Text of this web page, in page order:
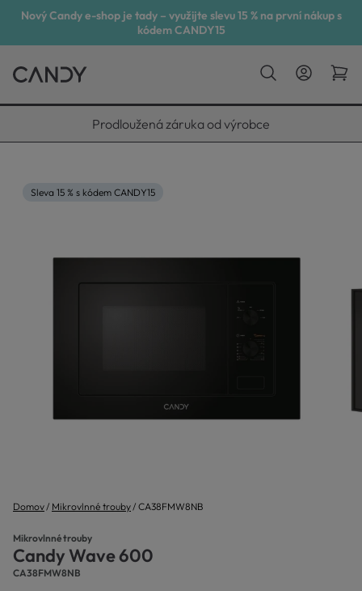
Nový Candy e-shop je tady – využijte slevu 15 % na první nákup s
kódem CANDY15
Vyneseme, zapojíme, odvezeme
Sleva 15 % s kódem CANDY15
Domov Mikrovlnné trouby CA38FMW8NB
Mikrovlnné trouby
Candy Wave 600
CA38FMW8NB